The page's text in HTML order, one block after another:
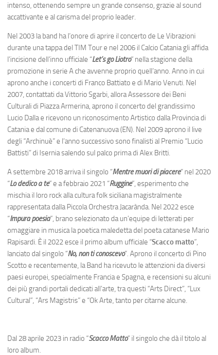
intenso, ottenendo sempre un grande consenso, grazie al sound
accattivante e al carisma del proprio leader.
Nel 2003 la band ha l’onore di aprire il concerto de Le Vibrazioni
durante una tappa del TIM Tour e nel 2006 il Calcio Catania gli affida
l’incisione dell’inno ufficiale “Let’s go Liotro” nella stagione della
promozione in serie A che avvenne proprio quell’anno. Anno in cui
aprono anche i concerti di Franco Battiato e di Mario Venuti. Nel
2007, contattati da Vittorio Sgarbi, allora Assessore dei Beni
Culturali di Piazza Armerina, aprono il concerto del grandissimo
Lucio Dalla e ricevono un riconoscimento Artistico dalla Provincia di
Catania e dal comune di Catenanuova (EN). Nel 2009 aprono il live
degli “Archinuè” e l’anno successivo sono finalisti al Premio “Lucio
Battisti” di Isernia salendo sul palco prima di Alex Britti.
A settembre 2018 arriva il singolo “Mentre muori di piacere” nel 2020
“Lo dedico a te” e a febbraio 2021 “Ruggine”, esperimento che
mischia il loro rock alla cultura folk siciliana magistralmente
rappresentata dalla Piccola Orchestra Jacarànda. Nel 2022 esce
“Impura poesia”, brano selezionato da un’equipe di letterati per
omaggiare in musica la poetica maledetta del poeta catanese Mario
Rapisardi. È il 2022 esce il primo album ufficiale “Scacco matto”,
lanciato dal singolo “No, non ti conoscevo”. Aprono il concerto di Pino
Scotto e recentemente, la Band ha ricevuto le attenzioni da diversi
paesi europei, specialmente Francia e Spagna, e recensioni su alcuni
dei più grandi portali dedicati all’arte, tra questi “Arts Direct”, “Lux
Cultural”, “Ars Magistris” e “Ok Arte, tanto per citarne alcune.
Dal 28 aprile 2023 in radio “Scacco Matto” il singolo che dà il titolo al
loro album.